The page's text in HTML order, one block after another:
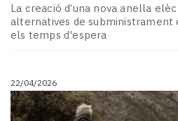
La creació d’una nova anella
alternatives de subministrament
els temps d'espera
22/04/2026